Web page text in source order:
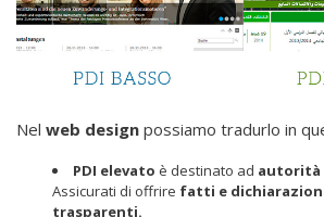
Nel web design possiamo tradurlo in
PDI elevato è destinato ad autorità
Assicurati di offrire fatti e
trasparenti.